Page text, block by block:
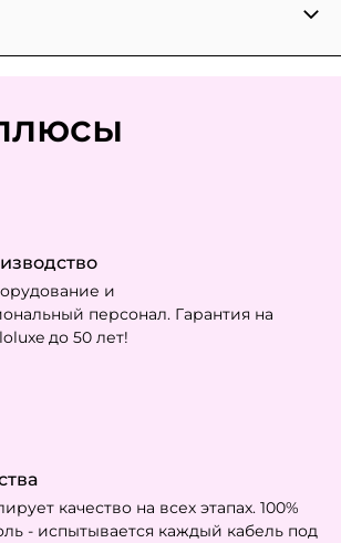
и
персонал. Гарантия на
до 50 лет!
качество на всех этапах. 100%
- испытывается каждый кабель под